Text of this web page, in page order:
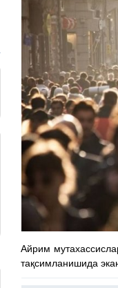
Айрим
тақсимланишида